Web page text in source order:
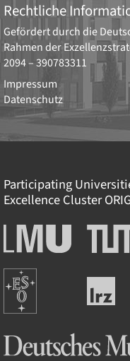
Rechtliche
Gefördert durch die
Rahmen der
2094 – 390783311
Impressum
Datenschutz
Participating
Excellence Cluster
Ludwig-
Maximilians-
München
Universität
Europäische
Südsternwarte
Leibniz-